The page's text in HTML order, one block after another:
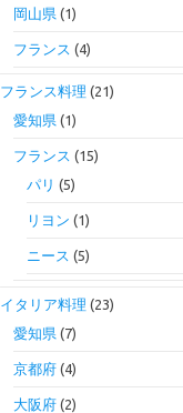
岡山県(1)
フランス (4)
フランス料理 (21)
愛知県(1)
フランス (15)
パリ (5)
リヨン (1)
ニース (5)
イタリア料理 (23)
愛知県(7)
京都府(4)
大阪府(2)